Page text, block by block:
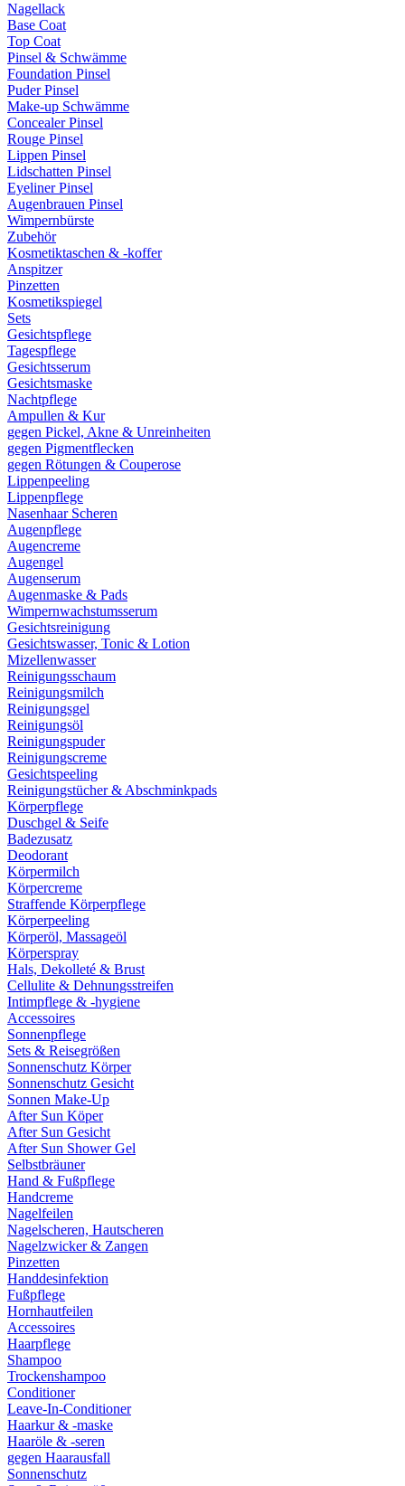
Nagellack
Base Coat
Top Coat
Pinsel & Schwämme
Foundation Pinsel
Puder Pinsel
Make-up Schwämme
Concealer Pinsel
Rouge Pinsel
Lippen Pinsel
Lidschatten Pinsel
Eyeliner Pinsel
Augenbrauen Pinsel
Wimpernbürste
Zubehör
Kosmetiktaschen & -koffer
Anspitzer
Pinzetten
Kosmetikspiegel
Sets
Gesichtspflege
Tagespflege
Gesichtsserum
Gesichtsmaske
Nachtpflege
Ampullen & Kur
gegen Pickel, Akne & Unreinheiten
gegen Pigmentflecken
gegen Rötungen & Couperose
Lippenpeeling
Lippenpflege
Nasenhaar Scheren
Augenpflege
Augencreme
Augengel
Augenserum
Augenmaske & Pads
Wimpernwachstumsserum
Gesichtsreinigung
Gesichtswasser, Tonic & Lotion
Mizellenwasser
Reinigungsschaum
Reinigungsmilch
Reinigungsgel
Reinigungsöl
Reinigungspuder
Reinigungscreme
Gesichtspeeling
Reinigungstücher & Abschminkpads
Körperpflege
Duschgel & Seife
Badezusatz
Deodorant
Körpermilch
Körpercreme
Straffende Körperpflege
Körperpeeling
Körperöl, Massageöl
Körperspray
Hals, Dekolleté & Brust
Cellulite & Dehnungsstreifen
Intimpflege & -hygiene
Accessoires
Sonnenpflege
Sets & Reisegrößen
Sonnenschutz Körper
Sonnenschutz Gesicht
Sonnen Make-Up
After Sun Köper
After Sun Gesicht
After Sun Shower Gel
Selbstbräuner
Hand & Fußpflege
Handcreme
Nagelfeilen
Nagelscheren, Hautscheren
Nagelzwicker & Zangen
Pinzetten
Handdesinfektion
Fußpflege
Hornhautfeilen
Accessoires
Haarpflege
Shampoo
Trockenshampoo
Conditioner
Leave-In-Conditioner
Haarkur & -maske
Haaröle & -seren
gegen Haarausfall
Sonnenschutz